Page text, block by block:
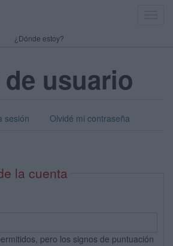
¿Dónde estoy?
usuario
sesión Olvidé mi contraseña
la cuenta
pero los signos de puntuación